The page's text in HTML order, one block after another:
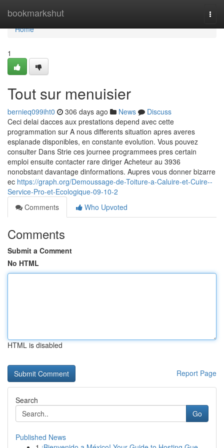
bookmarkshut
Home
Home
1
Tout sur menuisier
bernieq099iht0 306 days ago News
Discuss
Ceci delai dacces aux prestations depend avec cette
programmation sur A nous differents situation apres averes
esplanade disponibles, en constante evolution. Vous pouvez
consulter Dans Strie ces journee programmees pres certain
emploi ensuite contacter rare diriger Acheteur au 3936
nonobstant davantage dinformations. Aupres vous donner bizarre
ec https://graph.org/Demoussage-de-Toiture-a-Caluire-et-Cuire--
Service-Pro-et-Ecologique-09-10-2
Comments
Who Upvoted
Comments
Submit a Comment
No HTML
HTML is disabled
Report Page
Search
Go
Published News